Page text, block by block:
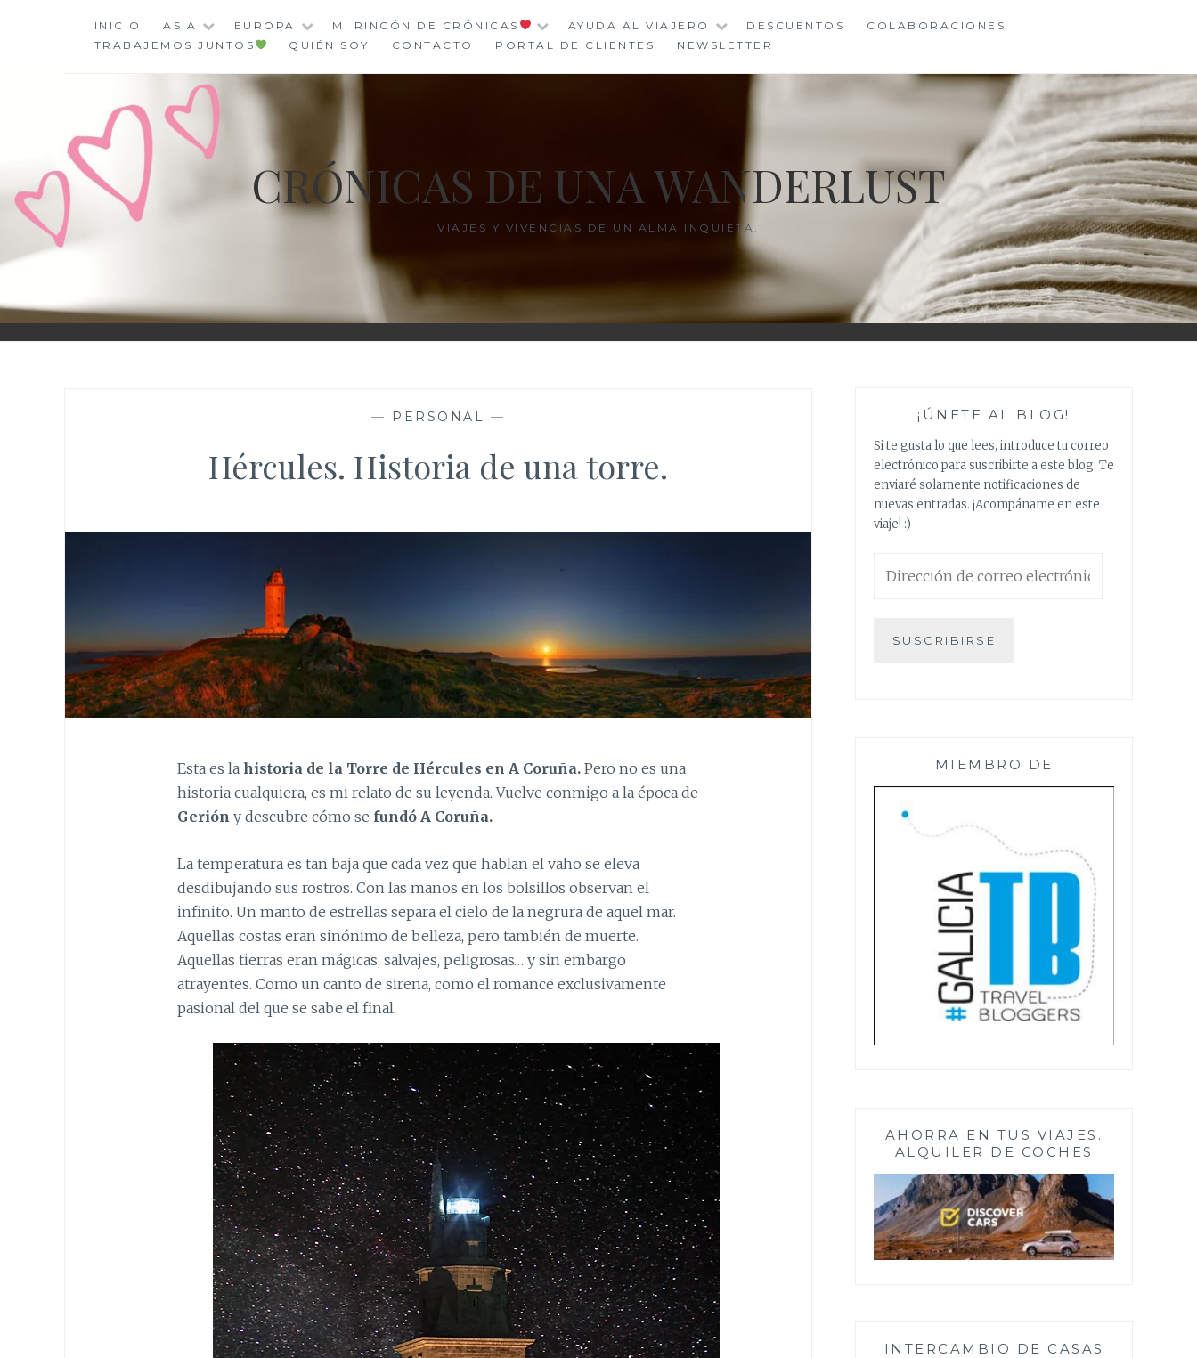
INICIO ASIA EUROPA MI RINCÓN DE CRÓNICAS AYUDA AL VIAJERO DESCUENTOS
COLABORACIONES
TRABAJEMOS JUNTOS
QUIÉN SOY CONTACTO PORTAL DE CLIENTES NEWSLETTER
CRÓNICAS DE UNA WANDERLUST
VIAJES Y VIVENCIAS DE UN ALMA INQUIETA.
— PERSONAL —
Hércules. Historia de una torre.
Esta es la historia de la Torre de Hércules en A Coruña.Pero no es una
historia cualquiera, es mi relato de su leyenda. Vuelve conmigo a la época de
Gerión y descubre cómo se fundó A Coruña.
La temperatura es tan baja que cada vez que hablan el vaho se eleva
desdibujando sus rostros. Con las manos en los bolsillos observan el
infinito. Un manto de estrellas separa el cielo de la negrura de aquel mar.
Aquellas costas eran sinónimo de belleza, pero también de muerte.
Aquellas tierras eran mágicas, salvajes, peligrosas… y sin embargo
atrayentes. Como un canto de sirena, como el romance exclusivamente
pasional del que se sabe el final.
¡ÚNETE AL BLOG!
Si te gusta lo que lees, introduce tu correo
electrónico para suscribirte a este blog. Te
enviaré solamente notificaciones de
nuevas entradas. ¡Acompáñame en este
viaje! :)
de
SUSCRIBIRSE
MIEMBRO DE
AHORRA EN TUS VIAJES.
ALQUILER DE COCHES
INTERCAMBIO DE CASAS